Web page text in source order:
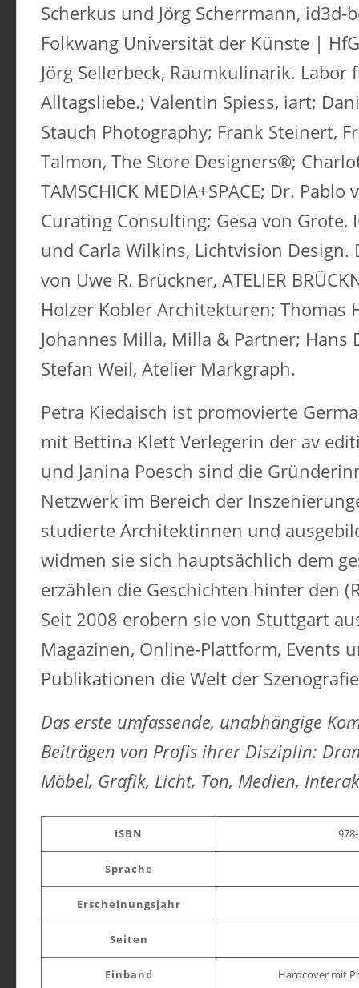
Scherkus und Jörg Scherrmann, id3d-
Folkwang Universität der Künste |
Jörg Sellerbeck, Raumkulinarik. Labor
Alltagsliebe.; Valentin Spiess, iart;
Stauch Photography; Frank Steinert,
Talmon, The Store Designers®;
TAMSCHICK MEDIA+SPACE; Dr.
Curating Consulting; Gesa von Grote,
und Carla Wilkins, Lichtvision Design.
von Uwe R. Brückner, ATELIER
Holzer Kobler Architekturen; Thomas
Johannes Milla, Milla & Partner; Hans
Stefan Weil, Atelier Markgraph.
Petra Kiedaisch ist promovierte
mit Bettina Klett Verlegerin der av
und Janina Poesch sind die
Netzwerk im Bereich der
studierte Architektinnen und
widmen sie sich hauptsächlich dem
erzählen die Geschichten hinter den
Seit 2008 erobern sie von Stuttgart
Magazinen, Online-Plattform, Events
Publikationen die Welt der
Das erste umfassende, unabhängige
Beiträgen von Profis ihrer Disziplin:
Möbel, Grafik, Licht, Ton, Medien,
ISBN
Sprache
Erscheinungsjahr
Seiten
Einband Hardcover mit